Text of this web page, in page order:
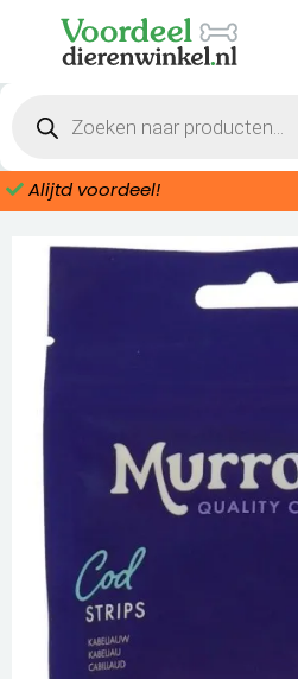
inhoud
zoeken
Alijtd voordeel!
aantal